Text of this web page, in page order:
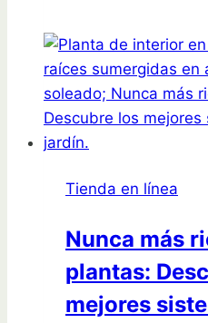
de
consejos
para
exitosa
Tienda en línea
Nunca más
plantas:
mejores